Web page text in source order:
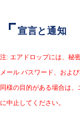
宣言と通知
注: エアドロップには、秘
メール パスワード、およ
同様の目的がある場合は
に中止してください。